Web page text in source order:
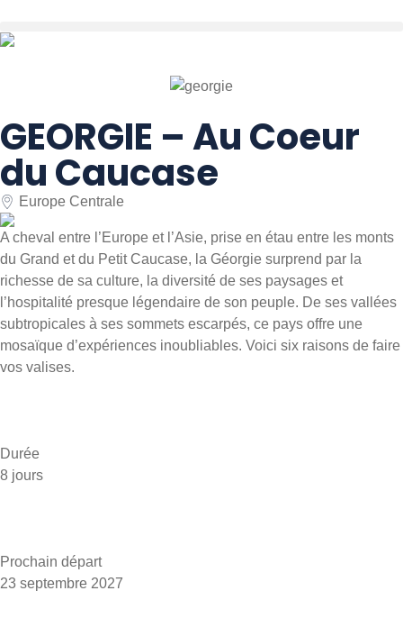
GEORGIE – Au Coeur
du Caucase
Europe Centrale
A cheval entre l’Europe et l’Asie, prise en étau entre les monts
du Grand et du Petit Caucase, la Géorgie surprend par la
richesse de sa culture, la diversité de ses paysages et
l’hospitalité presque légendaire de son peuple. De ses vallées
subtropicales à ses sommets escarpés, ce pays offre une
mosaïque d’expériences inoubliables. Voici six raisons de faire
vos valises.
Durée
8 jours
Prochain départ
23 septembre 2027